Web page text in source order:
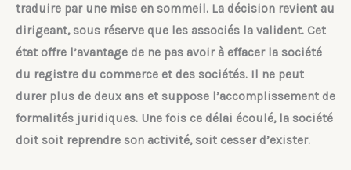
traduire par une mise en sommeil. La décision revient au
dirigeant, sous réserve que les associés la valident. Cet
état offre l’avantage de ne pas avoir à effacer la société
du registre du commerce et des sociétés. Il ne peut
durer plus de deux ans et suppose l’accomplissement de
formalités juridiques. Une fois ce délai écoulé, la société
doit soit reprendre son activité, soit cesser d’exister.